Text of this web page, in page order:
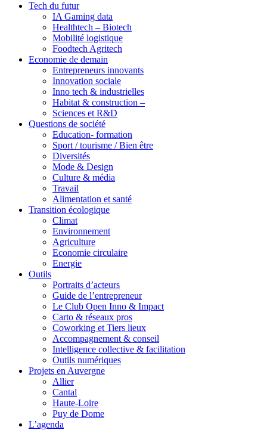
Tech du futur
IA Gaming data
Healthtech – Biotech
Mobilité logistique
Foodtech Agritech
Economie de demain
Entrepreneurs innovants
Innovation sociale
Inno tech & industrielles
Habitat & construction –
Sciences et R&D
Questions de société
Education- formation
Sport / tourisme / Bien être
Diversités
Mode & Design
Culture & média
Travail
Alimentation et santé
Transition écologique
Climat
Environnement
Agriculture
Economie circulaire
Energie
Outils
Portraits d’acteurs
Guide de l’entrepreneur
Le Club Open Inno & Impact
Carto & réseaux pros
Coworking et Tiers lieux
Accompagnement & conseil
Intelligence collective & facilitation
Outils numériques
Projets en Auvergne
Allier
Cantal
Haute-Loire
Puy de Dome
L’agenda